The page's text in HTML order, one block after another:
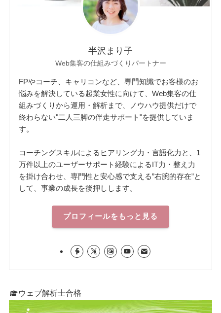
半沢まり子
Web集客の仕組みづくりパートナー
FPやコーチ、キャリコンなど、専門知識でお客様のお
悩みを解決している起業女性に向けて、Web集客の仕
組みづくりから運用・解析まで、ノウハウ提供だけで
終わらない"二人三脚の伴走サポート"を提供していま
す。
コーチングスキルによるヒアリング力・言語化力と、1
万件以上のユーザーサポート経験によるIT力・整え力
を掛け合わせ、専門性と安心感で支える”右腕的存在”と
して、事業の成長を後押しします。
プロフィールをもっと見る
ウェブ解析士合格